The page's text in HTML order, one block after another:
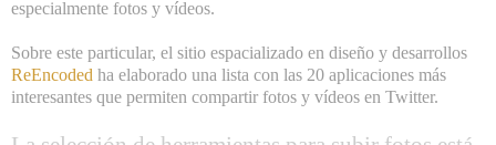
especialmente fotos y vídeos.
Sobre este particular, el sitio espacializado en diseño y desarrollos
ReEncoded ha elaborado una lista con las 20 aplicaciones más
interesantes que permiten compartir fotos y vídeos en Twitter.